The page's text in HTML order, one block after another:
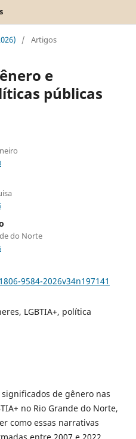
/ Artigos
e
públicas
do Norte
9584-2026v34n197141
LGBTIA+, política
de gênero nas
no Rio Grande do Norte,
como essas narrativas
entre 2007 e 2022,